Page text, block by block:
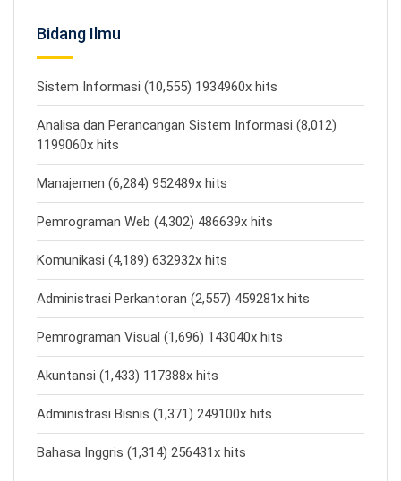
Bidang Ilmu
Sistem Informasi (10,555) 1934960x hits
Analisa dan Perancangan Sistem Informasi (8,012)
1199060x hits
Manajemen (6,284) 952489x hits
Pemrograman Web (4,302) 486639x hits
Komunikasi (4,189) 632932x hits
Administrasi Perkantoran (2,557) 459281x hits
Pemrograman Visual (1,696) 143040x hits
Akuntansi (1,433) 117388x hits
Administrasi Bisnis (1,371) 249100x hits
Bahasa Inggris (1,314) 256431x hits